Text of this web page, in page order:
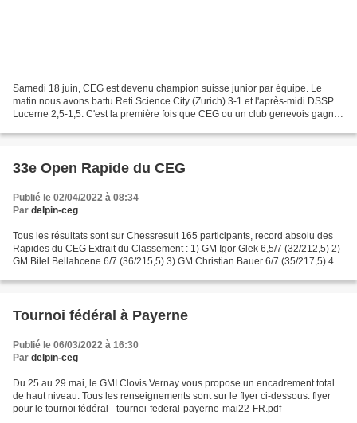
Samedi 18 juin, CEG est devenu champion suisse junior par équipe. Le
matin nous avons battu Reti Science City (Zurich) 3-1 et l'après-midi DSSP
Lucerne 2,5-1,5. C'est la première fois que CEG ou un club genevois gagne
geneve-remporte-pour-la-premiere-fois-le-csje.html...
33e Open Rapide du CEG
Publié le 02/04/2022 à 08:34
Par delpin-ceg
Tous les résultats sont sur Chessresult 165 participants, record absolu des
Rapides du CEG Extrait du Classement : 1) GM Igor Glek 6,5/7 (32/212,5) 2)
GM Bilel Bellahcene 6/7 (36/215,5) 3) GM Christian Bauer 6/7 (35/217,5) 4)
Tournoi fédéral à Payerne
Publié le 06/03/2022 à 16:30
Par delpin-ceg
Du 25 au 29 mai, le GMI Clovis Vernay vous propose un encadrement total
de haut niveau. Tous les renseignements sont sur le flyer ci-dessous. flyer
pour le tournoi fédéral - tournoi-federal-payerne-mai22-FR.pdf